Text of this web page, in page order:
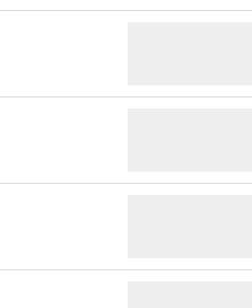
いて＞
の達成に必要な範囲におい
理＞
かった場合に生じる結果＞